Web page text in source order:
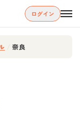
ログイン
奈良